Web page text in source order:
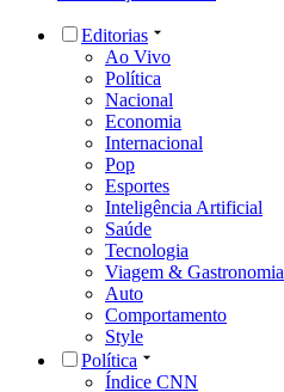
Editorias
Ao Vivo
Política
Nacional
Economia
Internacional
Pop
Esportes
Inteligência Artificial
Saúde
Tecnologia
Viagem & Gastronomia
Auto
Comportamento
Style
Política
Índice CNN